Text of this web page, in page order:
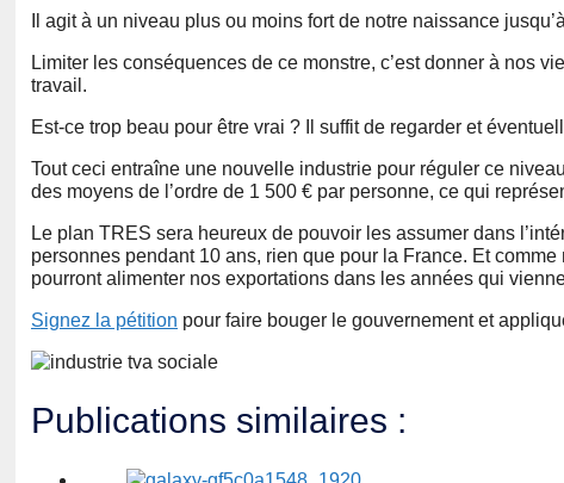
Il agit à un niveau plus ou moins fort de notre naissance
Limiter les conséquences de ce monstre, c’est donner à nos
travail.
Est-ce trop beau pour être vrai ? Il suffit de regarder et
Tout ceci entraîne une nouvelle industrie pour réguler ce
des moyens de l’ordre de 1 500 € par personne, ce qui
Le plan TRES sera heureux de pouvoir les assumer dans
personnes pendant 10 ans, rien que pour la France. Et
pourront alimenter nos exportations dans les années qui
Signez la pétition pour faire bouger le gouvernement et
Publications similaires :